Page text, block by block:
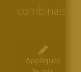
combinaison
Appliquer